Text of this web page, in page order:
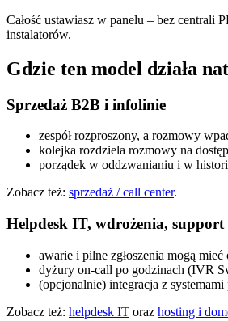
Całość ustawiasz w panelu – bez centrali
instalatorów.
Gdzie ten model działa
Sprzedaż B2B i infolinie
zespół rozproszony, a rozmowy
kolejka rozdziela rozmowy na
porządek w oddzwanianiu i w
Zobacz też: sprzedaż / call center.
Helpdesk IT, wdrożenia, support
awarie i pilne zgłoszenia mogą mieć
dyżury on-call po godzinach (IVR
(opcjonalnie) integracja z systemami
Zobacz też: helpdesk IT oraz hosting i